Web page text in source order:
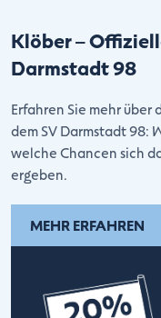
Klöber –
Darmstadt 98
Erfahren Sie mehr
dem SV Darmstadt 98:
welche Chancen sich
ergeben.
MEHR ERFAHREN